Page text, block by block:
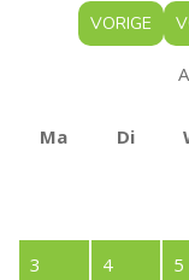
VORIGE
Ma Di
3 4 5